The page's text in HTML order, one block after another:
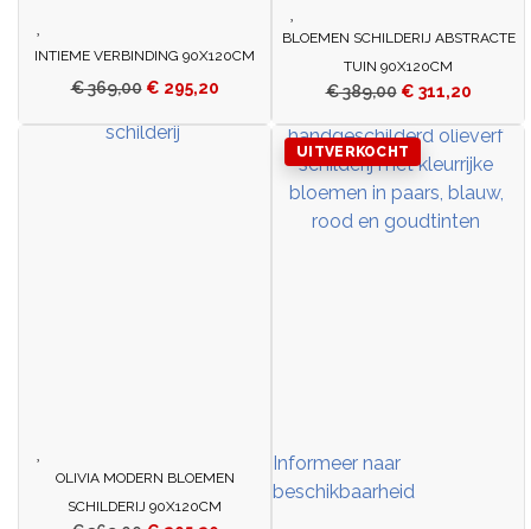
INTIEME VERBINDING 90X120CM
€369,00 € 295,20
BLOEMEN SCHILDERIJ ABSTRACTE
TUIN 90X120CM
€389,00 € 311,20
OLIVIA MODERN BLOEMEN
SCHILDERIJ 90X120CM
Informeer naar
beschikbaarheid